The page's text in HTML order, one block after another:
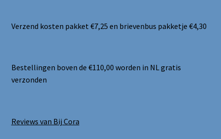
Verzend kosten pakket €7,25 en brievenbus pakketje €4,30
Bestellingen boven de €110,00 worden in NL gratis
verzonden
Reviews van Bij Cora